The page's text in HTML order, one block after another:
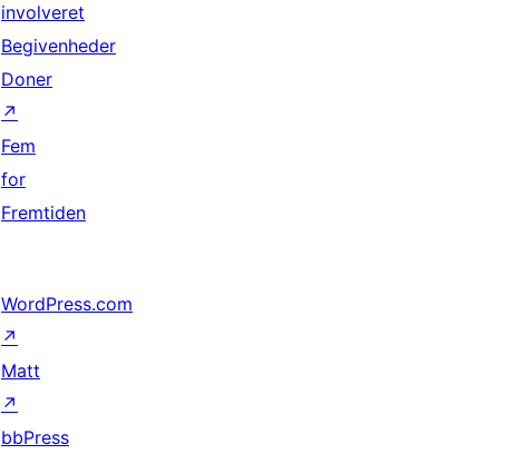
involveret
Begivenheder
Doner
↗
Fem
for
Fremtiden
WordPress.com
↗
Matt
↗
bbPress